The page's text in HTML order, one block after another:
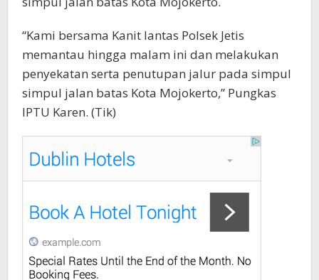
“Kami bersama Kanit lantas Polsek Jetis
memantau hingga malam ini dan melakukan
penyekatan serta penutupan jalur pada simpul
simpul jalan batas Kota Mojokerto,” Pungkas
IPTU Karen. (Tik)